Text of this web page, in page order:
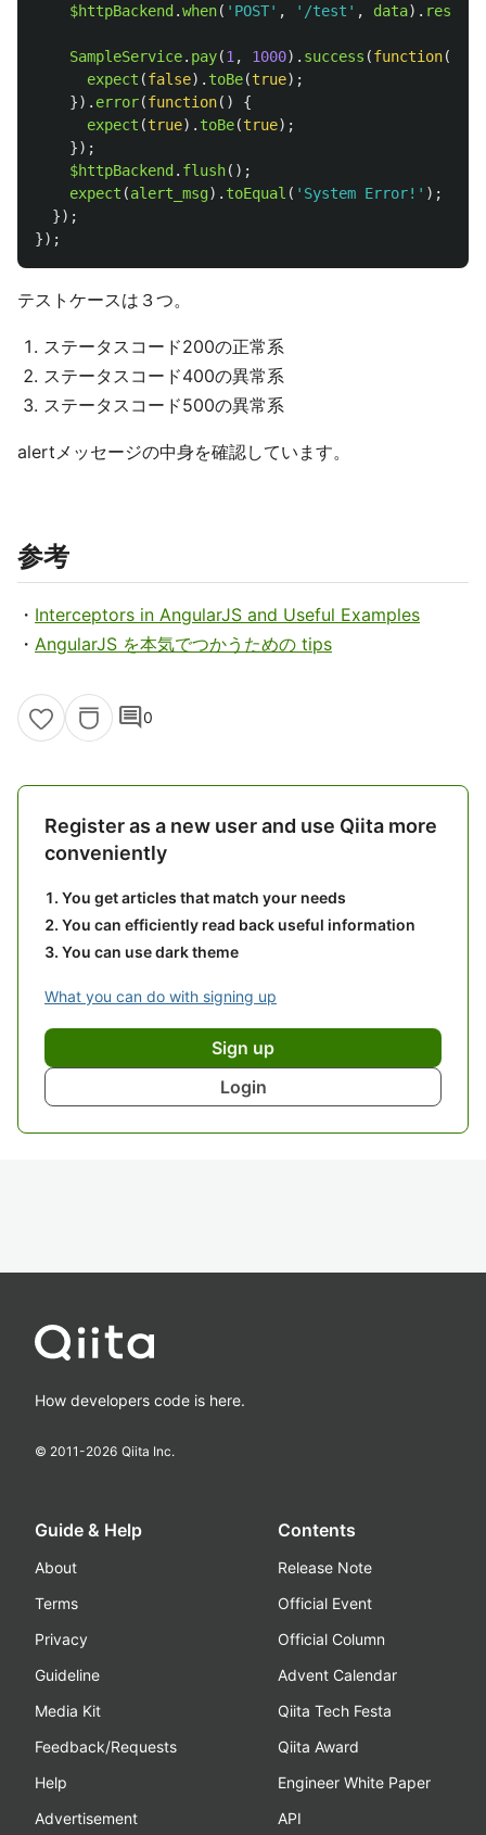
$httpBackend .when( ' POST' , ' /test ' , data). respond
SampleService. pay(1 , 1000). success (function()
expect (false). toBe(true);
}). error(function()
{
expect (true). toBe(true);
});
$httpBackend . flush();
expect (alert_msg). toEqual ( ' System Error! ' );
});
});
テストケースは３つ。
ステータスコード200の正常系
ステータスコード400の異常系
ステータスコード500の異常系
alertメッセージの中身を確認しています。
参考
・ Interceptors in AngularJS and Useful Examples
・ AngularJS を本気でつかうための tips
comment0
Register as a new user and use Qiita more
conveniently
You get articles that match your needs
You can efficiently read back useful information
You can use dark theme
What you can do with signing up
Sign up
Login
How developers code is here.
© 2011-2026 Qiita Inc.
Guide & Help
About
Terms
Privacy
Guideline
Media Kit
Feedback/Requests
Help
Advertisement
Contents
Release Note
Official Event
Official Column
Advent Calendar
Qiita Tech Festa
Qiita Award
Engineer White Paper
API